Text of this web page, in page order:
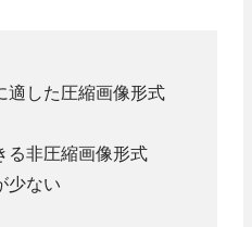
適した圧縮画像形式
る非圧縮画像形式
少ない